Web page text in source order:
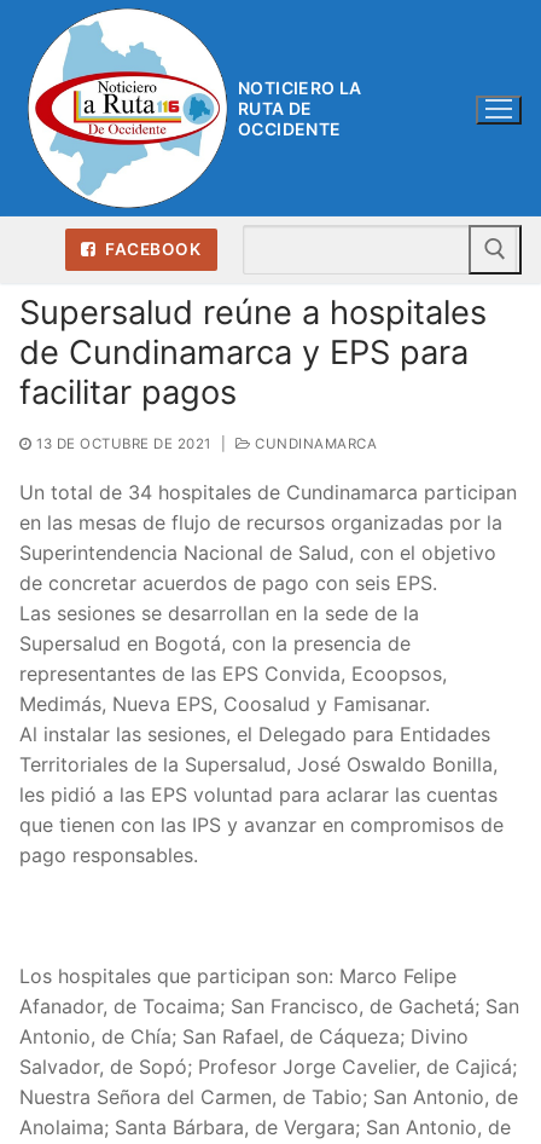
contenido
NOTICIERO LA
RUTA DE
OCCIDENTE
FACEBOOK
Supersalud reúne a hospitales
de Cundinamarca y EPS para
facilitar pagos
13 DE OCTUBRE DE 2021 CUNDINAMARCA
Un total de 34 hospitales de Cundinamarca participan
en las mesas de flujo de recursos organizadas por la
Superintendencia Nacional de Salud, con el objetivo
de concretar acuerdos de pago con seis EPS.
Las sesiones se desarrollan en la sede de la
Supersalud en Bogotá, con la presencia de
representantes de las EPS Convida, Ecoopsos,
Medimás, Nueva EPS, Coosalud y Famisanar.
Al instalar las sesiones, el Delegado para Entidades
Territoriales de la Supersalud, José Oswaldo Bonilla,
les pidió a las EPS voluntad para aclarar las cuentas
que tienen con las IPS y avanzar en compromisos de
pago responsables.
Los hospitales que participan son: Marco Felipe
Afanador, de Tocaima; San Francisco, de Gachetá; San
Antonio, de Chía; San Rafael, de Cáqueza; Divino
Salvador, de Sopó; Profesor Jorge Cavelier, de Cajicá;
Nuestra Señora del Carmen, de Tabio; San Antonio, de
Anolaima; Santa Bárbara, de Vergara; San Antonio, de